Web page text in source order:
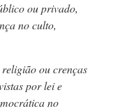
ou privado,
no culto,
ou crenças
por lei e
no